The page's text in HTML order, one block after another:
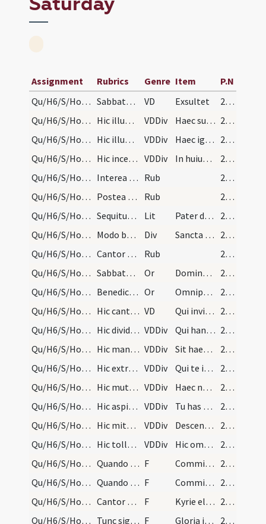
Assignment Rubrics Genre Item
P.N
Qu/H6/S/Holy Saturday
Sabbato Sancto circa sextam cornibus excitamur ut… VD Exsultet
234 (bb3v)
Qu/H6/S/Holy Saturday/1
Hic illuminantur cerei candelabrorum ambo etc. VDDiv Haec sunt enim festa paschalia
234 (bb3v)
Qu/H6/S/Holy Saturday/2
Hic illuminatur cereus benedictus, sive cereus pa… VDDiv Haec igitur nox est
235
Qu/H6/S/Holy Saturday/3
Hic incensatur cereus. VDDiv In huius igitur noctis gratia
235
Qu/H6/S/Holy Saturday
Interea pontifex induitur simpliciter sicut feria… Rub
236
Qu/H6/S/Holy Saturday/1
Postea exuitur casula pontifex vel sacerdos et in… Rub
241
Qu/H6/S/Holy Saturday
Sequitur litania Lit Pater de caelis Deus
242
Qu/H6/S/Holy Saturday
Modo benedicat fontem. Div Sancta Maria ora
243
Qu/H6/S/Holy Saturday/2
Cantor finita litania incipiat sollemniter ad mis… Rub
244
Qu/H6/S/Holy Saturday/1
Sabbato Sancto benedictio ignis novi Or Domine sancte Pater omnipotens aeterne Deus benedicentibus nobis ignem ... per ministerium nostrum.
244
Qu/H6/S/Holy Saturday/2
Benedictio fontium Sabbato Sancto et Pentecostes.… Or Omnipotens sempiterne Deus adesto magnae pietatis ... impleatur effectu.
244
Qu/H6/S/Holy Saturday
Hic cantatur praefatio: VD Qui invisibili potentia
244
Qu/H6/S/Holy Saturday/1
Hic dividatur aqua in modum crucis: VDDiv Qui hanc aquam regenerandis
245
Qu/H6/S/Holy Saturday/2
Hic manu tangitur aqua: VDDiv Sit haec sancta et innocens creatura
245
Qu/H6/S/Holy Saturday/3
Hic extrahat sacerdos aquam in quattuor partes in… VDDiv Qui te in deserto amaram
246
Qu/H6/S/Holy Saturday/4
Hic mutat vocem quasi lectionem legens et insuffl… VDDiv Haec nobis praecepta servantibus
246
Qu/H6/S/Holy Saturday/5
Hic aspira ter: VDDiv Tu has simplices aquas
246
Qu/H6/S/Holy Saturday/6
Hic mittatur cereus in aquam. Et sacerdos dicat e… VDDiv Descendat in hanc plenitudinem
246
Qu/H6/S/Holy Saturday/7
Hic tollatur cereus: VDDiv Hic omnium peccatorum maculae deleantur
246
Qu/H6/S/Holy Saturday/1
Quando mittitur oleum in aquam: F Commixtio oleo unctionis et aquae baptismatis in nomine Patris
246
Qu/H6/S/Holy Saturday/2
Quando mittitur chrisma in fontem: F Commixtio chrismatis sanctificationis et olei unctionis et aquae baptismatis sanctificetur et fecundetur fons iste in nomine Patris
246
Qu/H6/S/Holy Saturday/3
Cantor finita litania incipiat sollemniter ad mis… F Kyrie eleison
247
Qu/H6/S/Holy Saturday/4
Tunc signa pulsentur. F Gloria in excelsis 247